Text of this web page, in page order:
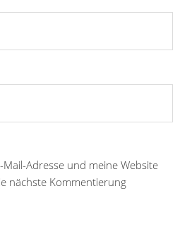
Adresse und meine Website
nächste Kommentierung